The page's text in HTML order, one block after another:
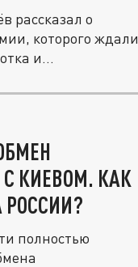
рассказал о
которого ждали
и...
КИЕВОМ. КАК
РОССИИ?
полностью